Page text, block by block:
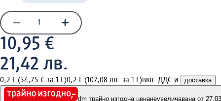
10,95 €
21,42 лв.
0,2 L (54,75 € за 1 L)0,2 L (107,08 лв. за 1 L)вкл. ДДС и доставка
dm трайно изгодна ценанеувеличавана от